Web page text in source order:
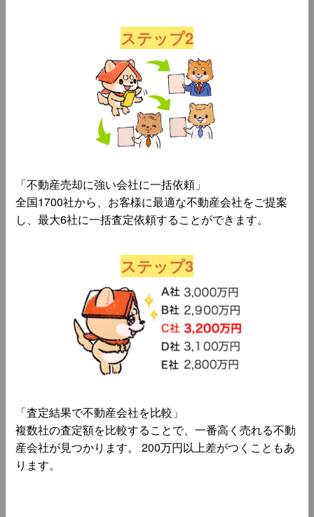
ステップ2
「不動産売却に強い会社に一括依頼」
全国1700社から、お客様に最適な不動産会社をご提案
し、最大6社に一括査定依頼することができます。
ステップ3
「査定結果で不動産会社を比較」
複数社の査定額を比較することで、一番高く売れる不動
産会社が見つかります。 200万円以上差がつくこともあ
ります。